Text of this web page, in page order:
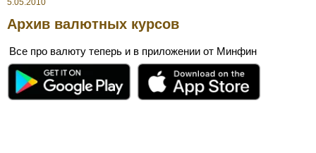
5.05.2010
Архив валютных курсов
Все про валюту теперь и в приложении от Минфин